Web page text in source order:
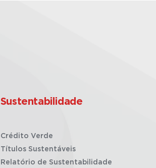
Sustentabilidade
Crédito Verde
Títulos Sustentáveis
Relatório de Sustentabilidade